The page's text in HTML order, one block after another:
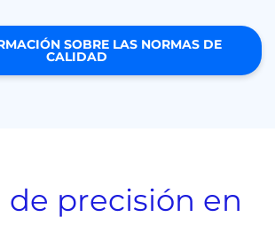
SOBRE LAS NORMAS DE
CALIDAD
de precisión en